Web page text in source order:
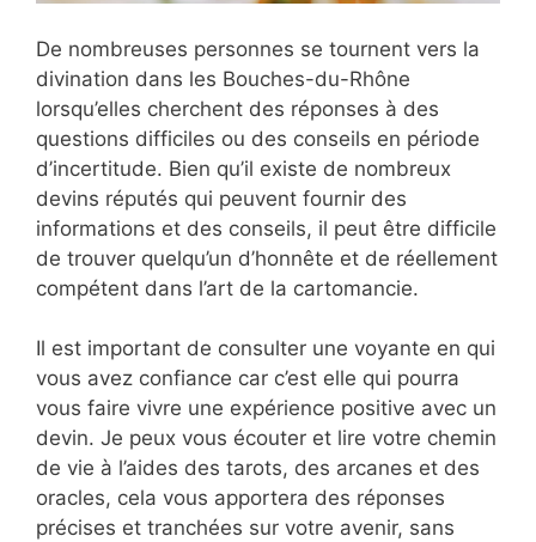
De nombreuses personnes se tournent vers la
divination dans les Bouches-du-Rhône
lorsqu’elles cherchent des réponses à des
questions difficiles ou des conseils en période
d’incertitude. Bien qu’il existe de nombreux
devins réputés qui peuvent fournir des
informations et des conseils, il peut être difficile
de trouver quelqu’un d’honnête et de réellement
compétent dans l’art de la cartomancie.
Il est important de consulter une voyante en qui
vous avez confiance car c’est elle qui pourra
vous faire vivre une expérience positive avec un
devin. Je peux vous écouter et lire votre chemin
de vie à l’aides des tarots, des arcanes et des
oracles, cela vous apportera des réponses
précises et tranchées sur votre avenir, sans